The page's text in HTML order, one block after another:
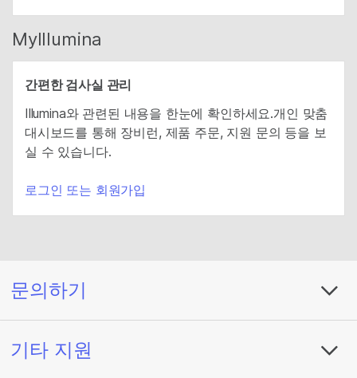
MyIllumina
간편한 검사실 관리
Illumina와 관련된 내용을 한눈에 확인하세요.개인 맞춤
대시보드를 통해 장비런, 제품 주문, 지원 문의 등을 보
실 수 있습니다.
로그인 또는 회원가입
문의하기
기타 지원